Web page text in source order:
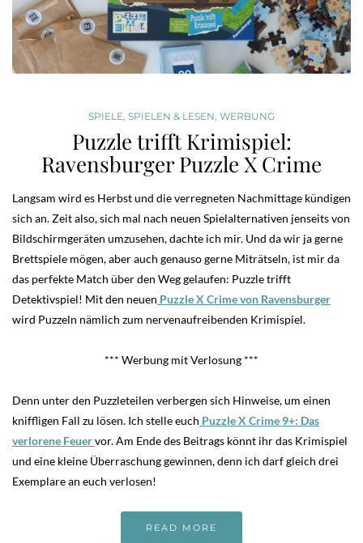
SPIELE, SPIELEN & LESEN, WERBUNG
Puzzle trifft Krimispiel:
Ravensburger Puzzle X Crime
Langsam wird es Herbst und die verregneten Nachmittage kündigen
sich an. Zeit also, sich mal nach neuen Spielalternativen jenseits von
Bildschirmgeräten umzusehen, dachte ich mir. Und da wir ja gerne
Brettspiele mögen, aber auch genauso gerne Miträtseln, ist mir da
das perfekte Match über den Weg gelaufen: Puzzle trifft
Detektivspiel! Mit den neuen Puzzle X Crime von Ravensburger
wird Puzzeln nämlich zum nervenaufreibenden Krimispiel.
*** Werbung mit Verlosung ***
Denn unter den Puzzleteilen verbergen sich Hinweise, um einen
kniffligen Fall zu lösen. Ich stelle euch Puzzle X Crime 9+: Das
verlorene Feuervor. Am Ende des Beitrags könnt ihr das Krimispiel
und eine kleine Überraschung gewinnen, denn ich darf gleich drei
Exemplare an euch verlosen!
READ MORE